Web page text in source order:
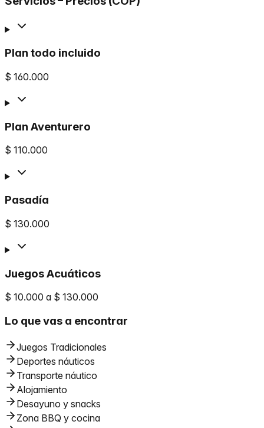
Plan todo incluido
$ 160.000
Plan Aventurero
$ 110.000
Pasadía
$ 130.000
Juegos Acuáticos
$ 10.000 a $ 130.000
Lo que vas a encontrar
Juegos Tradicionales
Deportes náuticos
Transporte náutico
Alojamiento
Desayuno y snacks
Zona BBQ y cocina